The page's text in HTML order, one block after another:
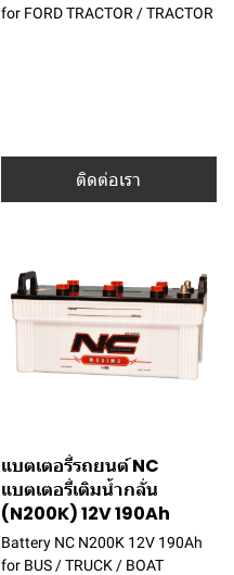
for FORD TRACTOR / TRACTOR
ติดต่อเรา
แบตเตอรี่รถยนต์ NC
แบตเตอรี่เติมน้ำกลั่น
(N200K) 12V 190Ah
Battery NC N200K 12V 190Ah
for BUS / TRUCK / BOAT